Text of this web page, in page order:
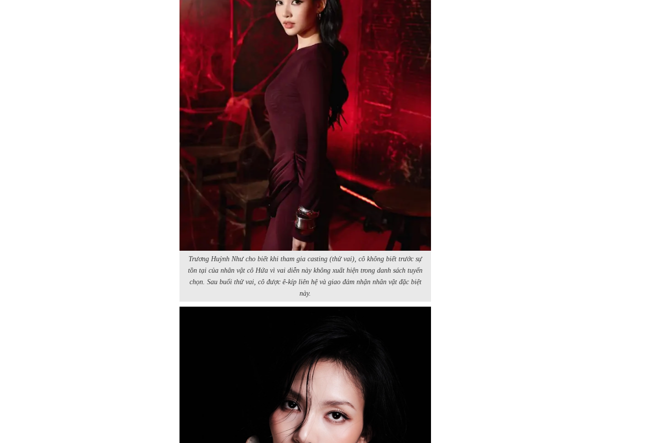
Trương Huỳnh Như cho biết khi tham gia casting (thử vai), cô không biết trước sự
tồn tại của nhân vật cô Hứa vì vai diễn này không xuất hiện trong danh sách tuyển
chọn. Sau buổi thử vai, cô được ê-kíp liên hệ và giao đảm nhận nhân vật đặc biệt
này.